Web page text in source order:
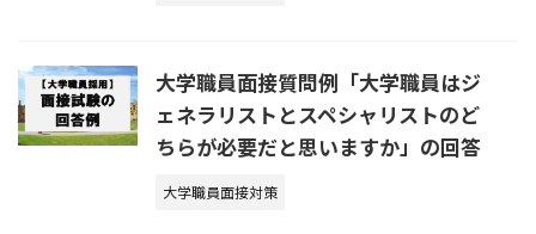
大学職員面接質問例「大学職員はジ
ェネラリストとスペシャリストのど
ちらが必要だと思いますか」の回答
大学職員面接対策